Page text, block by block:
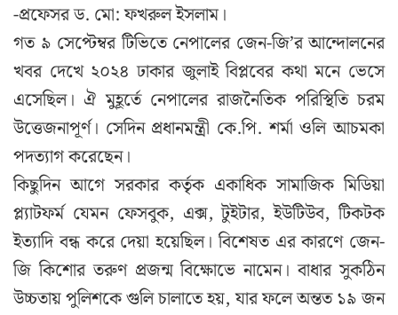
-প্রফেসর ড. মো: ফখরুল ইসলাম।
গত ৯ সেপ্টেম্বর টিভিতে নেপালের জেন-জি’র আন্দোলনের
খবর দেখে ২০২৪ ঢাকার জুলাই বিপ্লবের কথা মনে ভেসে
এসেছিল। ঐ মুহূর্তে নেপালের রাজনৈতিক পরিস্থিতি চরম
উত্তেজনাপূর্ণ। সেদিন প্রধানমন্ত্রী কে.পি. শর্মা ওলি আচমকা
পদত্যাগ করেছেন।
কিছুদিন আগে সরকার কর্তৃক একাধিক সামাজিক মিডিয়া
প্ল্যাটফর্ম যেমন ফেসবুক, এক্স, টুইটার, ইউটিউব, টিকটক
ইত্যাদি বন্ধ করে দেয়া হয়েছিল। বিশেষত এর কারণে জেন-
জি কিশোর তরুণ প্রজন্ম বিক্ষোভে নামেন। বাধার সুকঠিন
উচ্চতায় পুলিশকে গুলি চালাতে হয়, যার ফলে অন্তত ১৯ জন